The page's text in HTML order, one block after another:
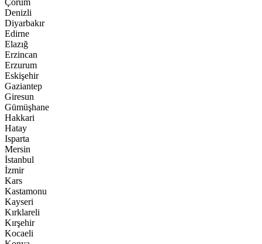
20:26
Çilimli Kaymakamlığı Makamında Anlamlı Buluşma
19:26
MUSA BİRDAL BABASI MUSTAFA BİRDAL HAYATINI
KAYBETTİ
Çorum
Denizli
Diyarbakır
Edirne
Elazığ
Erzincan
Erzurum
Eskişehir
Gaziantep
Giresun
Gümüşhane
Hakkari
Hatay
Isparta
Mersin
İstanbul
İzmir
Kars
Kastamonu
Kayseri
Kırklareli
Kırşehir
Kocaeli